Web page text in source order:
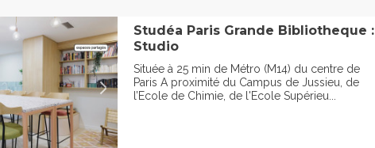
Studéa Paris Grande Bibliotheque :
Studio
Située à 25 min de Métro (M14) du centre de
Paris A proximité du Campus de Jussieu, de
l’Ecole de Chimie, de l'Ecole Supérieu...